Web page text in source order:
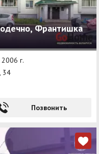
Франтишка
г.
34
Позвонить